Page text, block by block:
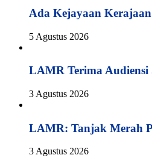
Ada Kejayaan
5 Agustus 2026
LAMR Terima Audiensi
3 Agustus 2026
LAMR: Tanjak Merah
3 Agustus 2026